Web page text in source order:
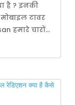
है ? इनकी
टावर
हमारे चारों...